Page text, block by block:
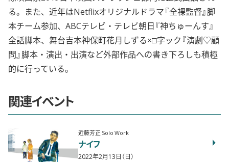
る。また、近年はNetflixオリジナルドラマ『全裸監督』脚
本チーム参加、ABCテレビ・テレビ朝日『神ちゅーんす』
全話脚本、舞台吉本神保町花月しずる×□字ック『演劇♡顧
問』脚本・演出・出演など外部作品への書き下ろしも積極
的に行っている。
関連イベント
近藤芳正 Solo Work
ナイフ
2022年2月13日（日）